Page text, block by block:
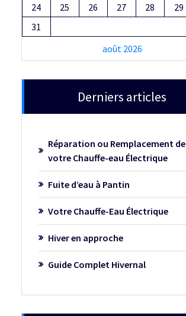
août 2026
24
25 26 27 28 29
31
Derniers articles
Réparation ou Remplacement de
votre Chauffe-eau Électrique
Fuite d’eau à Pantin
Votre Chauffe-Eau Électrique
Hiver en approche
Guide Complet Hivernal